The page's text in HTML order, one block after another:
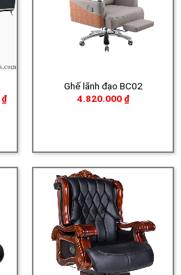
₫Khoảng
Ghế lãnh đạo BC02
4.820.000 ₫